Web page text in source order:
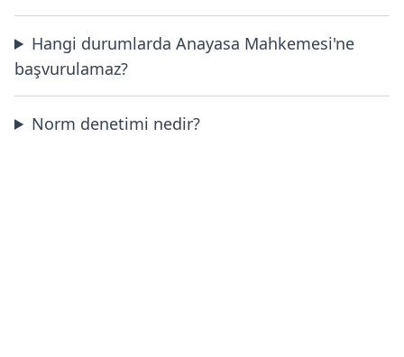
Hangi durumlarda Anayasa Mahkemesi'ne
başvurulamaz?
Norm denetimi nedir?